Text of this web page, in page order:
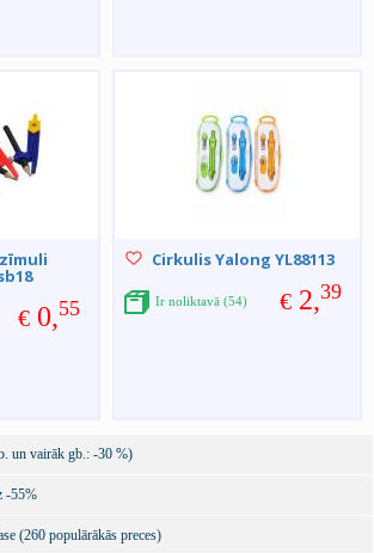
€ 0,55
Cirkulis Yalong YL88113
€ 2,39
Ir noliktavā (54)
un vairāk gb.: -30 %)
-55%
(260 populārākās preces)